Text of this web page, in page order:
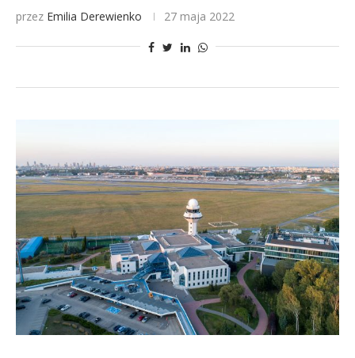
przez Emilia Derewienko 27 maja 2022